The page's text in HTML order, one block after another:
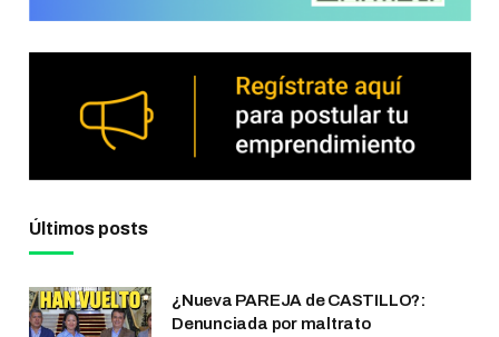
Últimos posts
¿Nueva PAREJA de CASTILLO?:
Denunciada por maltrato